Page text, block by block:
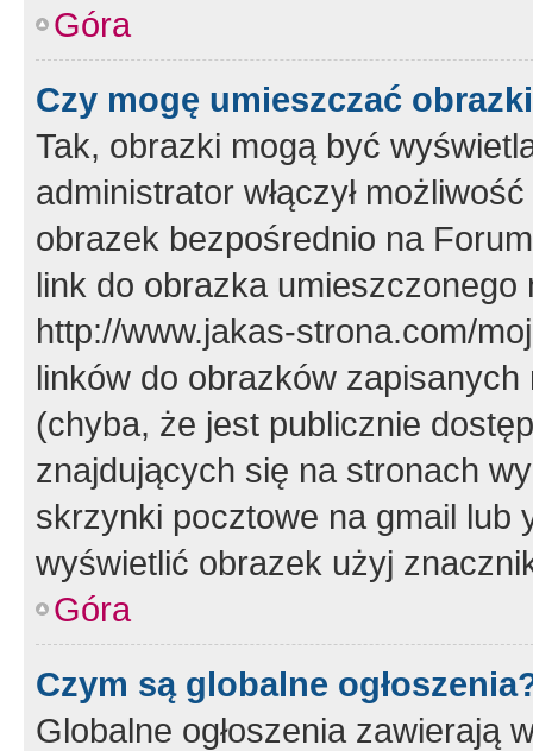
Góra
Czy mogę umieszczać
Tak, obrazki mogą być
administrator włączył
obrazek bezpośrednio na
link do obrazka
http://www.jakas-strona.com/
linków do obrazków
(chyba, że jest publicznie
znajdujących się na stronach
skrzynki pocztowe na gmail lub
wyświetlić obrazek użyj
Góra
Czym są globalne
Globalne ogłoszenia zawierają